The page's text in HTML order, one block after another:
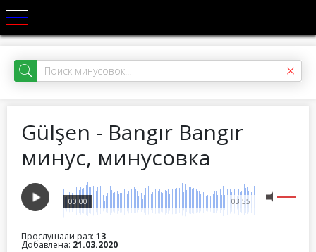
Gülşen - Bangır Bangır
минус, минусовка
03:55
00:00
Прослушали раз: 13
Добавлена: 21.03.2020